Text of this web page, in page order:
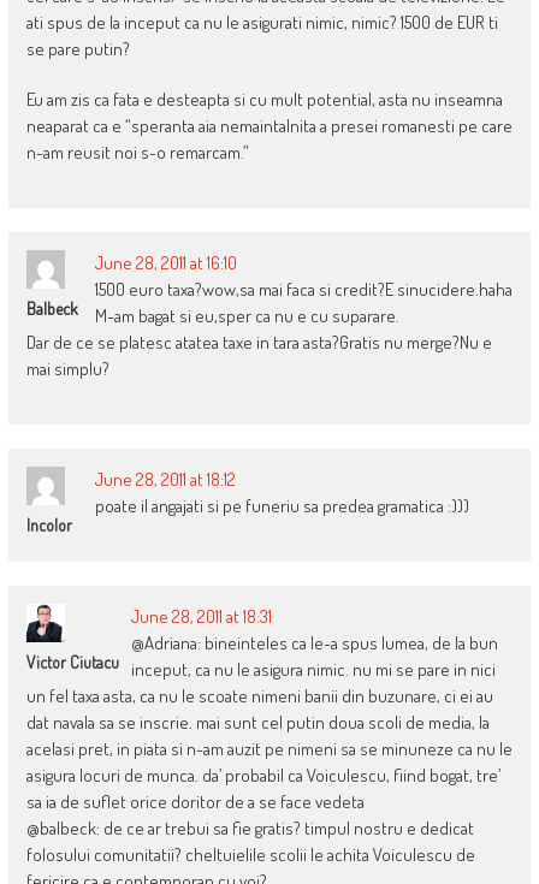
ati spus de la inceput ca nu le asigurati nimic, nimic? 1500 de EUR ti
se pare putin?
Eu am zis ca fata e desteapta si cu mult potential, asta nu inseamna
neaparat ca e “speranta aia nemaintalnita a presei romanesti pe care
n-am reusit noi s-o remarcam.”
Balbeck
June 28, 2011 at 16:10
1500 euro taxa?wow,sa mai faca si credit?E sinucidere.haha
M-am bagat si eu,sper ca nu e cu suparare.
Dar de ce se platesc atatea taxe in tara asta?Gratis nu merge?Nu e
mai simplu?
Incolor
June 28, 2011 at 18:12
poate il angajati si pe funeriu sa predea gramatica :)))
Victor Ciutacu
June 28, 2011 at 18:31
@Adriana: bineinteles ca le-a spus lumea, de la bun
inceput, ca nu le asigura nimic. nu mi se pare in nici
un fel taxa asta, ca nu le scoate nimeni banii din buzunare, ci ei au
dat navala sa se inscrie. mai sunt cel putin doua scoli de media, la
acelasi pret, in piata si n-am auzit pe nimeni sa se minuneze ca nu le
asigura locuri de munca. da’ probabil ca Voiculescu, fiind bogat, tre’
sa ia de suflet orice doritor de a se face vedeta
@balbeck: de ce ar trebui sa fie gratis? timpul nostru e dedicat
folosului comunitatii? cheltuielile scolii le achita Voiculescu de